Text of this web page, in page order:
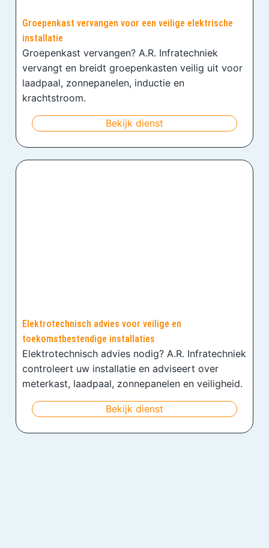
Groepenkast vervangen voor een veilige elektrische
installatie
Groepenkast vervangen? A.R. Infratechniek
vervangt en breidt groepenkasten veilig uit voor
laadpaal, zonnepanelen, inductie en
krachtstroom.
Bekijk dienst
Elektrotechnisch advies voor veilige en
toekomstbestendige installaties
Elektrotechnisch advies nodig? A.R. Infratechniek
controleert uw installatie en adviseert over
meterkast, laadpaal, zonnepanelen en veiligheid.
Bekijk dienst